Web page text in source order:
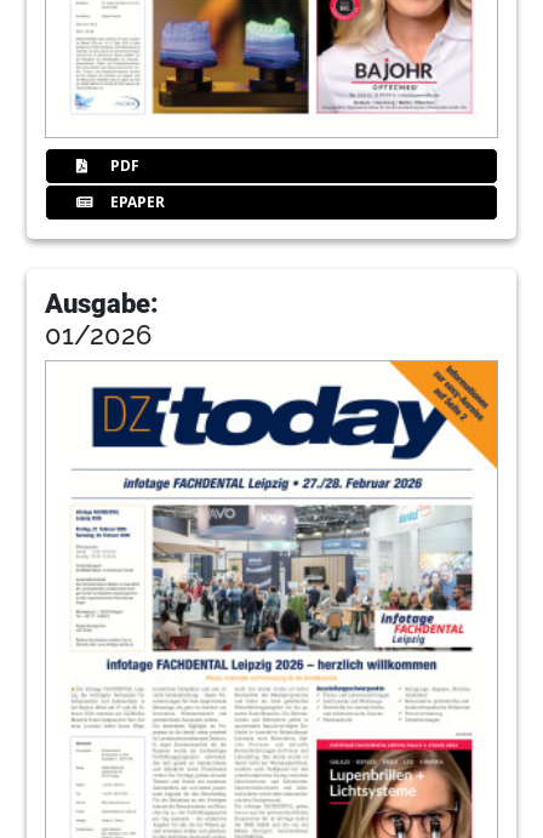
PDF
EPAPER
Ausgabe:
01/2026